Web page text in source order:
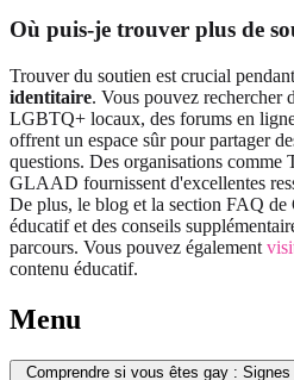
Où puis-je trouver plus de
Trouver du soutien est crucial
identitaire. Vous pouvez rechercher
LGBTQ+ locaux, des forums en
offrent un espace sûr pour partager
questions. Des organisations comme
GLAAD fournissent d'excellentes
De plus, le blog et la section FAQ
éducatif et des conseils
parcours. Vous pouvez également
contenu éducatif.
Menu
Comprendre si vous êtes gay :